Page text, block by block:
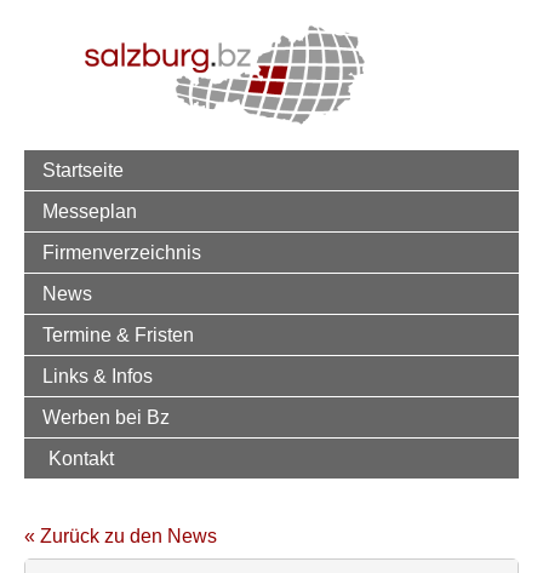
Startseite
Messeplan
Firmenverzeichnis
News
Termine & Fristen
Links & Infos
Werben bei Bz
Kontakt
« Zurück zu den News